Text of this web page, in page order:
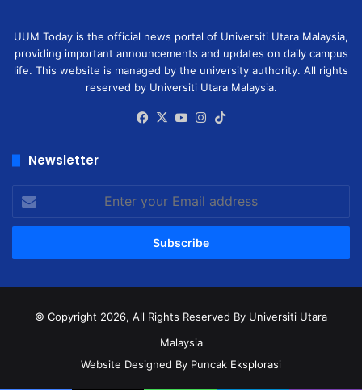
UUM Today is the official news portal of Universiti Utara Malaysia,
providing important announcements and updates on daily campus
life. This website is managed by the university authority. All rights
reserved by Universiti Utara Malaysia.
Facebook
X YouTubeInstagram
Newsletter
your
Email
© Copyright 2026, All Rights Reserved By Universiti Utara
Malaysia
Website Designed By Puncak Eksplorasi